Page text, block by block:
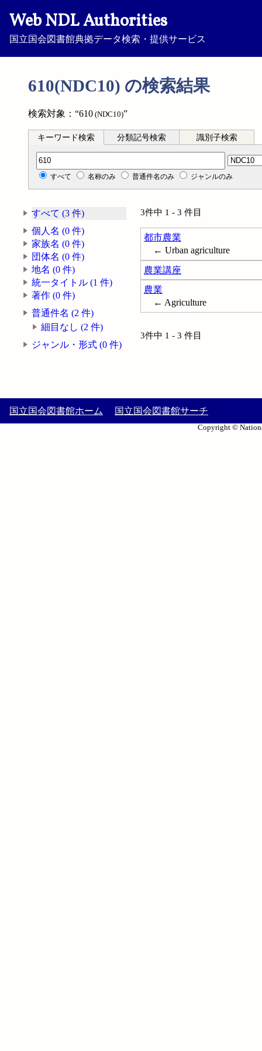
Web NDL Authorities
国立国会図書館典拠データ検索・提供サービス
610(NDC10) の検索結果
検索対象：“610 (NDC10)”
キーワード検索 分類記号検索 識別子検索
分類記号検索
すべて 名称のみ 普通件名のみ ジャンルのみ
すべて (3 件)
個人名 (0 件)
家族名 (0 件)
団体名 (0 件)
地名 (0 件)
統一タイトル (1 件)
著作 (0 件)
普通件名 (2 件)
細目なし (2 件)
ジャンル・形式 (0 件)
3件中 1 - 3 件目
都市農業
← Urban agriculture
農業講座
農業
← Agriculture
3件中 1 - 3 件目
国立国会図書館ホーム 国立国会図書館サーチ
Copyright ©